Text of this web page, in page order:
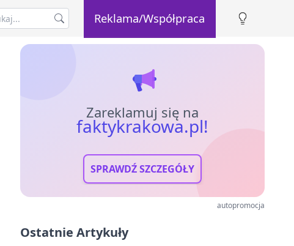
Reklama/Współpraca
Zareklamuj się na
faktykrakowa.pl!
SPRAWDŹ SZCZEGÓŁY
autopromocja
Ostatnie Artykuły